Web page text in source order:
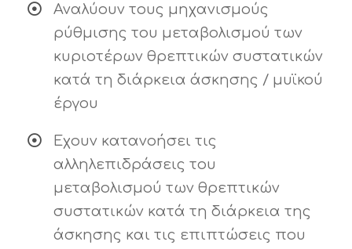
Αναλύουν τους μηχανισμούς
ρύθμισης του μεταβολισμού των
κυριοτέρων θρεπτικών συστατικών
κατά τη διάρκεια άσκησης / μυϊκού
έργου
Έχουν κατανοήσει τις
αλληλεπιδράσεις του
μεταβολισμού των θρεπτικών
συστατικών κατά τη διάρκεια της
άσκησης και τις επιπτώσεις που